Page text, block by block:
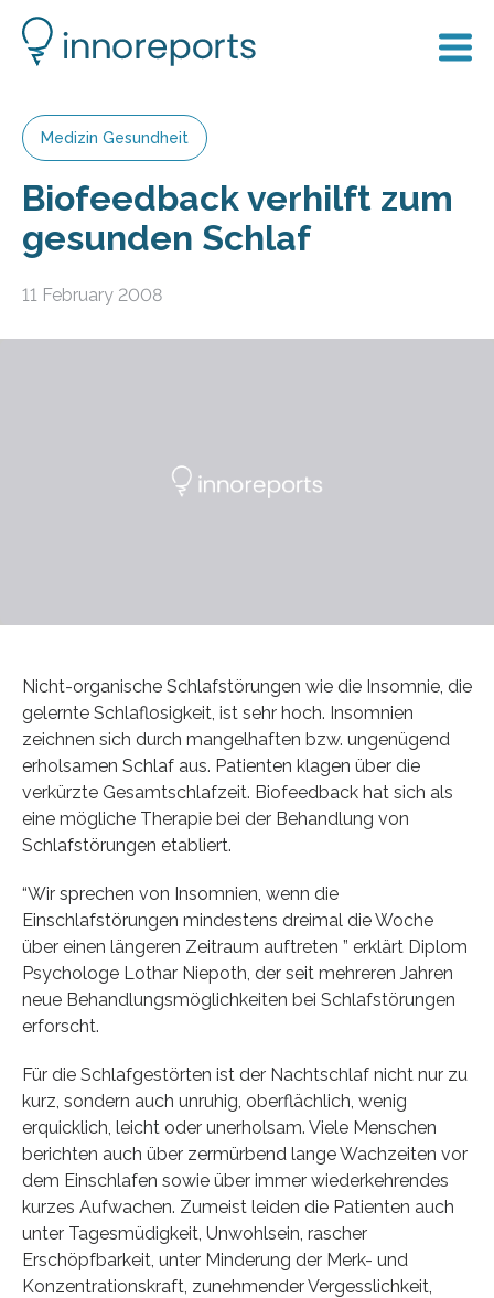
Medizin Gesundheit
Biofeedback verhilft zum
gesunden Schlaf
11 February 2008
Nicht-organische Schlafstörungen wie die Insomnie, die
gelernte Schlaflosigkeit, ist sehr hoch. Insomnien
zeichnen sich durch mangelhaften bzw. ungenügend
erholsamen Schlaf aus. Patienten klagen über die
verkürzte Gesamtschlafzeit. Biofeedback hat sich als
eine mögliche Therapie bei der Behandlung von
Schlafstörungen etabliert.
“Wir sprechen von Insomnien, wenn die
Einschlafstörungen mindestens dreimal die Woche
über einen längeren Zeitraum auftreten ” erklärt Diplom
Psychologe Lothar Niepoth, der seit mehreren Jahren
neue Behandlungsmöglichkeiten bei Schlafstörungen
erforscht.
Für die Schlafgestörten ist der Nachtschlaf nicht nur zu
kurz, sondern auch unruhig, oberflächlich, wenig
erquicklich, leicht oder unerholsam. Viele Menschen
berichten auch über zermürbend lange Wachzeiten vor
dem Einschlafen sowie über immer wiederkehrendes
kurzes Aufwachen. Zumeist leiden die Patienten auch
unter Tagesmüdigkeit, Unwohlsein, rascher
Erschöpfbarkeit, unter Minderung der Merk- und
Konzentrationskraft, zunehmender Vergesslichkeit,